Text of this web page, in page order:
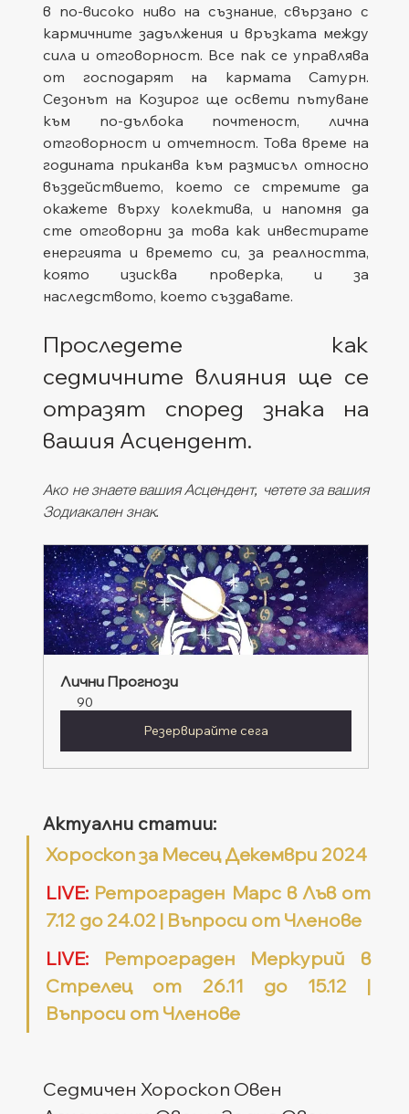
в по-високо ниво на съзнание, свързано с
кармичните задължения и връзката между
сила и отговорност. Все пак се управлява
от господарят на кармата Сатурн.
Сезонът на Козирог ще освети пътуване
към по-дълбока почтеност, лична
отговорност и отчетност. Това време на
годината приканва към размисъл относно
въздействието, което се стремите да
окажете върху колектива, и напомня да
сте отговорни за това как инвестирате
енергията и времето си, за реалността,
която изисква проверка, и за
наследството, което създавате.
Проследете как
седмичните влияния ще се
отразят според знака на
вашия Асцендент.
Ако не знаете вашия Асцендент, четете за вашия
Зодиакален знак.
Лични Прогнози
90
Резервирайте сега
Актуални статии:
Хороскоп за Месец Декември 2024
LIVE: Ретрограден Марс в Лъв от
7.12 до 24.02 | Въпроси от Членове
LIVE: Ретрограден Меркурий в
Стрелец от 26.11 до 15.12 |
Въпроси от Членове
Седмичен Хороскоп Овен